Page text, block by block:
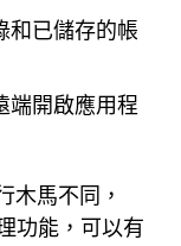
和已儲存的帳
端開啟應用程
木馬不同，
功能，可以有